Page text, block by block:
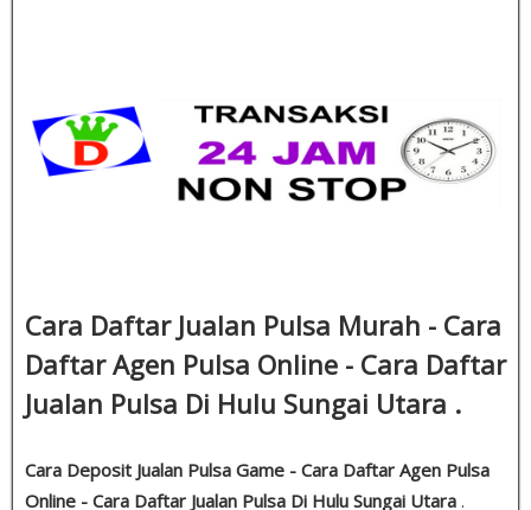
Cara Daftar Jualan Pulsa Murah - Cara
Daftar Agen Pulsa Online - Cara Daftar
Jualan Pulsa Di Hulu Sungai Utara .
Cara Deposit Jualan Pulsa Game - Cara Daftar Agen Pulsa
Online - Cara Daftar Jualan Pulsa Di Hulu Sungai Utara .